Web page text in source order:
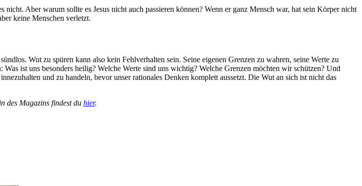
Aber warum sollte es Jesus nicht auch passieren können? Wenn er ganz Mensch war, hat sein Körper nicht
keine Menschen verletzt.
Wut zu spüren kann also kein Fehlverhalten sein. Seine eigenen Grenzen zu wahren, seine Werte zu
ist uns besonders heilig? Welche Werte sind uns wichtig? Welche Grenzen möchten wir schützen? Und
und zu handeln, bevor unser rationales Denken komplett aussetzt. Die Wut an sich ist nicht das
des Magazins findest du hier.